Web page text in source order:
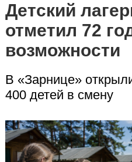
Детский
отметил 72
возможности
В «Зарнице»
400 детей в смену